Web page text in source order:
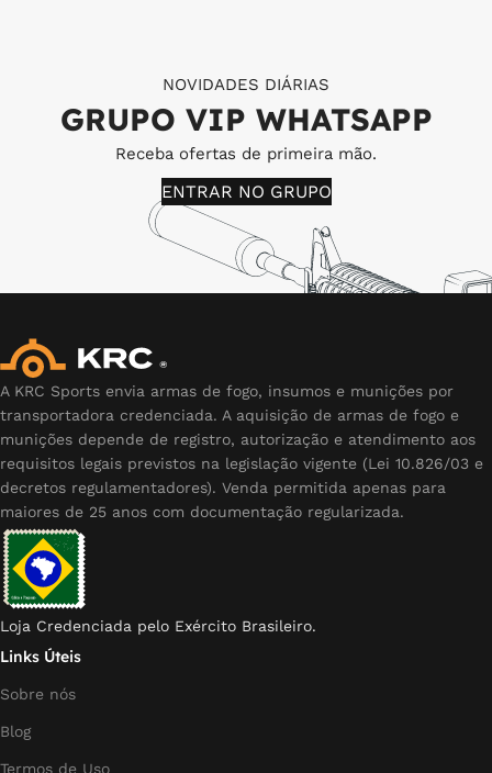
NOVIDADES DIÁRIAS
GRUPO VIP WHATSAPP
Receba ofertas de primeira mão.
ENTRAR NO GRUPO
A KRC Sports envia armas de fogo, insumos e munições por
transportadora credenciada. A aquisição de armas de fogo e
munições depende de registro, autorização e atendimento aos
requisitos legais previstos na legislação vigente (Lei 10.826/03 e
decretos regulamentadores). Venda permitida apenas para
maiores de 25 anos com documentação regularizada.
Loja Credenciada pelo Exército Brasileiro.
Links Úteis
Sobre nós
Blog
Termos de Uso